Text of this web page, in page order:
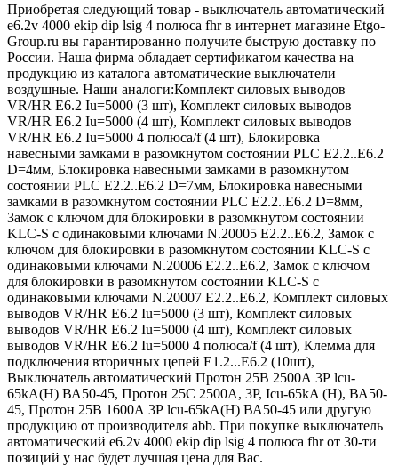
Приобретая следующий товар - выключатель автоматический
e6.2v 4000 ekip dip lsig 4 полюса fhr в интернет магазине Etgo-
Group.ru вы гарантированно получите быструю доставку по
России. Наша фирма обладает сертификатом качества на
продукцию из каталога автоматические выключатели
воздушные. Наши аналоги:Комплект силовых выводов
VR/HR E6.2 Iu=5000 (3 шт), Комплект силовых выводов
VR/HR E6.2 Iu=5000 (4 шт), Комплект силовых выводов
VR/HR E6.2 Iu=5000 4 полюса/f (4 шт), Блокировка
навесными замками в разомкнутом состоянии PLC E2.2..E6.2
D=4мм, Блокировка навесными замками в разомкнутом
состоянии PLC E2.2..E6.2 D=7мм, Блокировка навесными
замками в разомкнутом состоянии PLC E2.2..E6.2 D=8мм,
Замок с ключом для блокировки в разомкнутом состоянии
KLC-S с одинаковыми ключами N.20005 E2.2..E6.2, Замок с
ключом для блокировки в разомкнутом состоянии KLC-S с
одинаковыми ключами N.20006 E2.2..E6.2, Замок с ключом
для блокировки в разомкнутом состоянии KLC-S с
одинаковыми ключами N.20007 E2.2..E6.2, Комплект силовых
выводов VR/HR E6.2 Iu=5000 (3 шт), Комплект силовых
выводов VR/HR E6.2 Iu=5000 (4 шт), Комплект силовых
выводов VR/HR E6.2 Iu=5000 4 полюса/f (4 шт), Клемма для
подключения вторичных цепей E1.2...E6.2 (10шт),
Выключатель автоматический Протон 25В 2500А 3Р lcu-
65kA(H) ВА50-45, Протон 25С 2500A, 3P, Icu-65kA (Н), ВА50-
45, Протон 25В 1600А 3Р lcu-65kA(H) ВА50-45 или другую
продукцию от производителя abb. При покупке выключатель
автоматический e6.2v 4000 ekip dip lsig 4 полюса fhr от 30-ти
позиций у нас будет лучшая цена для Вас.